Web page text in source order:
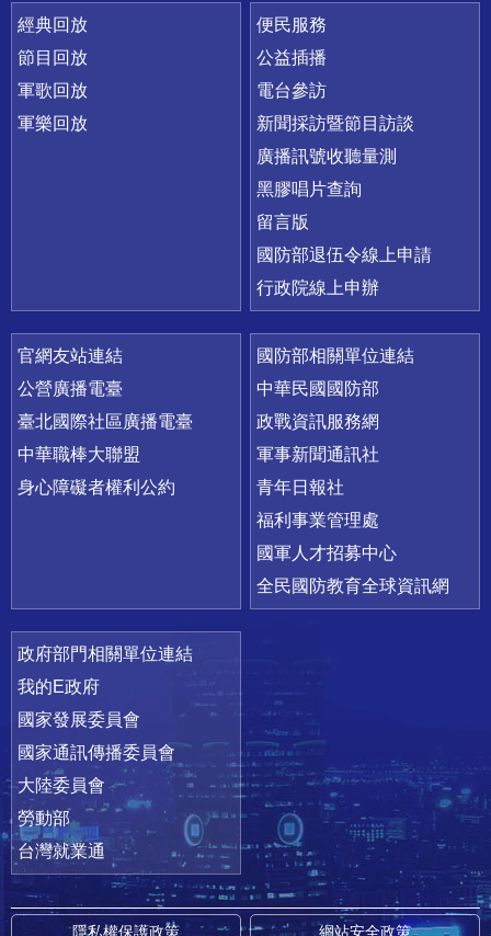
經典回放
節目回放
軍歌回放
軍樂回放
便民服務
公益插播
電台參訪
新聞採訪暨節目訪談
廣播訊號收聽量測
黑膠唱片查詢
留言版
國防部退伍令線上申請
行政院線上申辦
官網友站連結
公營廣播電臺
臺北國際社區廣播電臺
中華職棒大聯盟
身心障礙者權利公約
國防部相關單位連結
中華民國國防部
政戰資訊服務網
軍事新聞通訊社
青年日報社
福利事業管理處
國軍人才招募中心
全民國防教育全球資訊網
政府部門相關單位連結
我的E政府
國家發展委員會
國家通訊傳播委員會
大陸委員會
勞動部
台灣就業通
隱私權保護政策 網站安全政策